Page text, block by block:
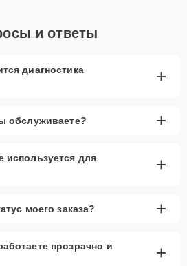
и ответы
диагностика
+
обслуживаете? +
используется для
+
моего заказа? +
прозрачно и
+